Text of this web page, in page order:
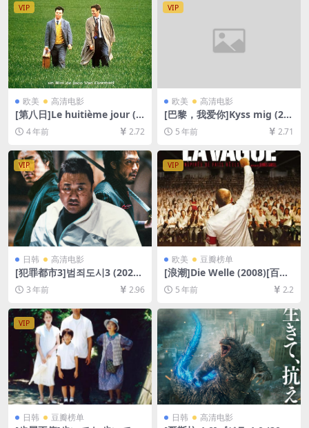
VIP
欧美 高清电影
[第八日]Le huitième jour (1
996)[百度网盘+迅雷云盘资源
1080P超清未删减][MP4/7.6G
B][中文字幕]
4 年前 2.72
VIP
欧美 高清电影
[巴黎，我爱你]Kyss mig (20
11)[百度网盘+迅雷云盘资源1
080P超清未删减][MP4/6.7G
B][原声中字]
5 年前 2.71
VIP
日韩 高清电影
[犯罪都市3]범죄도시3 (2023)
[百度网盘+迅雷云盘资源1080
P超清未删减][MP4/3.6GB][韩
语中字]
3 年前 2.96
VIP
欧美 豆瓣榜单
[浪潮]Die Welle (2008)[百度
网盘+迅雷云盘资源1080P超
清][MP4/5.1GB][英语中字]
5 年前 2.2
VIP
日韩 豆瓣榜单 日韩 高清电影